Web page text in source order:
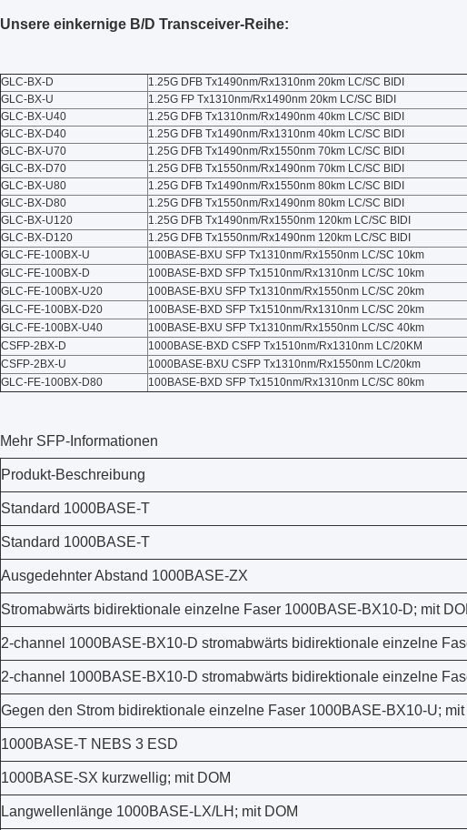
Unsere einkernige B/D Transceiver-Reihe:
GLC-BX-D
1.25G DFB Tx1490nm/Rx1310nm 20km LC/SC BIDI
GLC-BX-U
1.25G FP Tx1310nm/Rx1490nm 20km LC/SC BIDI
GLC-BX-U40
1.25G DFB Tx1310nm/Rx1490nm 40km LC/SC BIDI
GLC-BX-D40
1.25G DFB Tx1490nm/Rx1310nm 40km LC/SC BIDI
GLC-BX-U70
1.25G DFB Tx1490nm/Rx1550nm 70km LC/SC BIDI
GLC-BX-D70
1.25G DFB Tx1550nm/Rx1490nm 70km LC/SC BIDI
GLC-BX-U80
1.25G DFB Tx1490nm/Rx1550nm 80km LC/SC BIDI
GLC-BX-D80
1.25G DFB Tx1550nm/Rx1490nm 80km LC/SC BIDI
GLC-BX-U120
1.25G DFB Tx1490nm/Rx1550nm 120km LC/SC BIDI
GLC-BX-D120
1.25G DFB Tx1550nm/Rx1490nm 120km LC/SC BIDI
GLC-FE-100BX-U
100BASE-BXU SFP Tx1310nm/Rx1550nm LC/SC 10km
GLC-FE-100BX-D
100BASE-BXD SFP Tx1510nm/Rx1310nm LC/SC 10km
GLC-FE-100BX-U20
100BASE-BXU SFP Tx1310nm/Rx1550nm LC/SC 20km
GLC-FE-100BX-D20
100BASE-BXD SFP Tx1510nm/Rx1310nm LC/SC 20km
GLC-FE-100BX-U40
100BASE-BXU SFP Tx1310nm/Rx1550nm LC/SC 40km
CSFP-2BX-D
1000BASE-BXD CSFP Tx1510nm/Rx1310nm LC/20KM
CSFP-2BX-U
1000BASE-BXU CSFP Tx1310nm/Rx1550nm LC/20km
GLC-FE-100BX-D80
100BASE-BXD SFP Tx1510nm/Rx1310nm LC/SC 80km
Mehr SFP-Informationen
Produkt-Beschreibung
Standard 1000BASE-T
Standard 1000BASE-T
Ausgedehnter Abstand 1000BASE-ZX
Stromabwärts bidirektionale einzelne Faser 1000BASE-BX10-D; mit
2-channel 1000BASE-BX10-D stromabwärts bidirektionale einzelne
2-channel 1000BASE-BX10-D stromabwärts bidirektionale einzelne
Gegen den Strom bidirektionale einzelne Faser 1000BASE-BX10-U; mit
1000BASE-T NEBS 3 ESD
1000BASE-SX kurzwellig; mit DOM
Langwellenlänge 1000BASE-LX/LH; mit DOM